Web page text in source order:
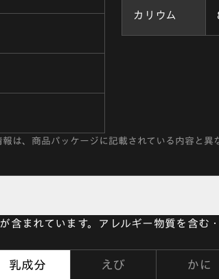
カリウム
は、商品パッケージに記載されている内容と
まれています。アレルギー物質を含む
乳成分 えび かに